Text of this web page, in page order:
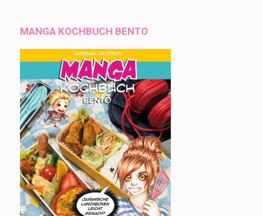
MANGA KOCHBUCH BENTO